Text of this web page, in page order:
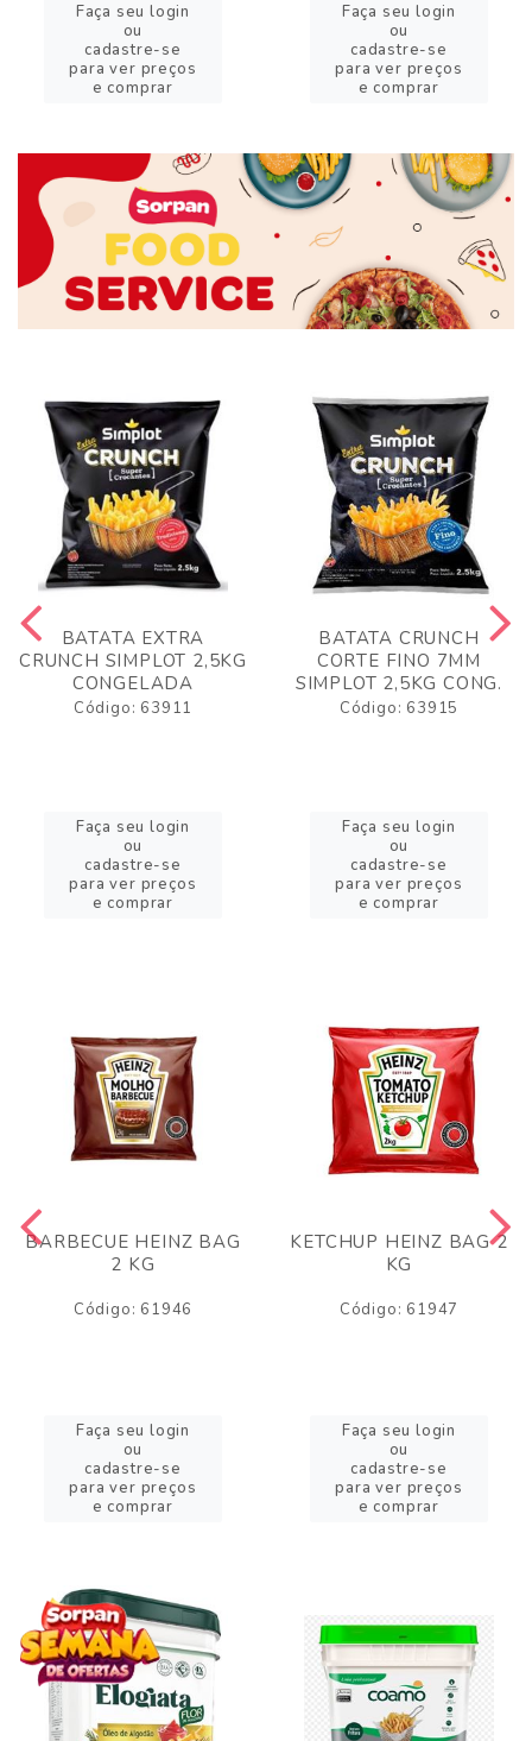
Faça seu login
ou
cadastre-se
para ver preços
e comprar
Faça seu login
ou
cadastre-se
para ver preços
e comprar
BATATA EXTRA
CRUNCH SIMPLOT 2,5KG
CONGELADA
Código: 63911
Faça seu login
ou
cadastre-se
para ver preços
e comprar
BATATA CRUNCH
CORTE FINO 7MM
SIMPLOT 2,5KG CONG.
Código: 63915
Faça seu login
ou
cadastre-se
para ver preços
e comprar
BARBECUE HEINZ BAG
2 KG
Código: 61946
Faça seu login
ou
cadastre-se
para ver preços
e comprar
KETCHUP HEINZ BAG 2
KG
Código: 61947
Faça seu login
ou
cadastre-se
para ver preços
e comprar